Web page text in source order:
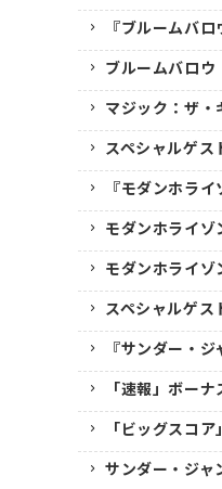
『ブルームバ
ブルームバロウ
マジック：ザ
スペシャルゲス
『モダンホラ
モダンホライゾ
モダンホライゾ
スペシャルゲス
『サンダー・
「速報」ボー
「ビッグスコ
サンダー・ジャ